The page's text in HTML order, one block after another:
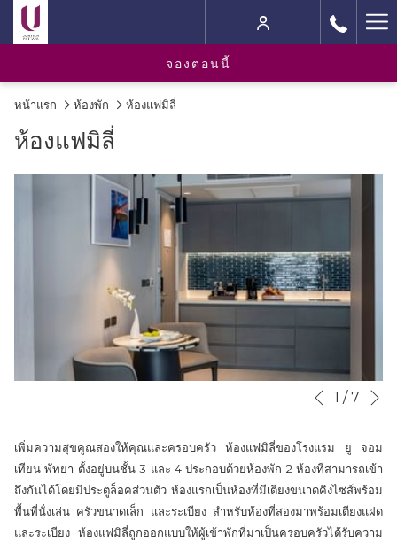
จองตอนนี้
หน้าแรก ห้องพัก ห้องแฟมิลี่
ห้องแฟมิลี่
Slideshow
Clicking
following
Previous
1 /7
เพิ่มความสุขคูณสองให้คุณและครอบครัว ห้องแฟมิลี่ของโรงแรม ยู จอม
เทียน พัทยา ตั้งอยู่บนชั้น 3 และ 4 ประกอบด้วยห้องพัก 2 ห้องที่สามารถเข้า
ถึงกันได้โดยมีประตูล็อคส่วนตัว ห้องแรกเป็นห้องที่มีเตียงขนาดคิงไซส์พร้อม
พื้นที่นั่งเล่น ครัวขนาดเล็ก และระเบียง สำหรับห้องที่สองมาพร้อมเตียงแฝด
และระเบียง ห้องแฟมิลี่ถูกออกแบบให้ผู้เข้าพักที่มาเป็นครอบครัวได้รับความ